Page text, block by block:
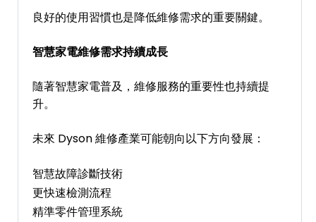
良好的使用習慣也是降低維修需求的重要關鍵。
智慧家電維修需求持續成長
隨著智慧家電普及，維修服務的重要性也持續提
升。
未來 Dyson 維修產業可能朝向以下方向發展：
智慧故障診斷技術
更快速檢測流程
精準零件管理系統